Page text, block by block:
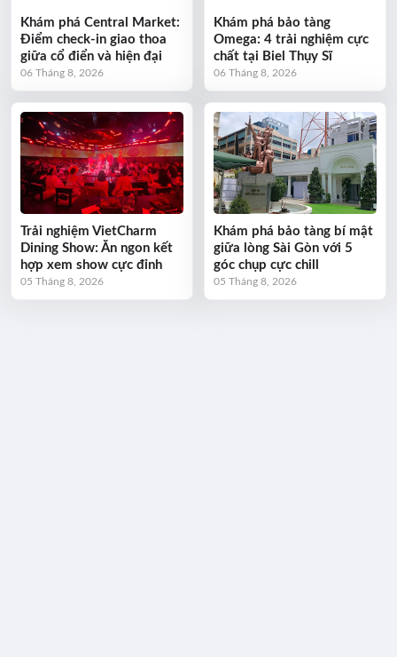
Khám phá Central Market:
Điểm check-in giao thoa
giữa cổ điển và hiện đại
06 Tháng 8, 2026
Khám phá bảo tàng
Omega: 4 trải nghiệm cực
chất tại Biel Thụy Sĩ
06 Tháng 8, 2026
Trải nghiệm VietCharm
Dining Show: Ăn ngon kết
hợp xem show cực đỉnh
05 Tháng 8, 2026
Khám phá bảo tàng bí mật
giữa lòng Sài Gòn với 5
góc chụp cực chill
05 Tháng 8, 2026